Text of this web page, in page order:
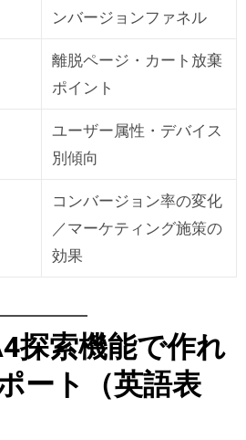
ンバージョンファネル
離脱ページ・カート放棄
ポイント
ユーザー属性・デバイス
別傾向
コンバージョン率の変化
／マーケティング施策の
効果
探索機能で作れ
ート（英語表